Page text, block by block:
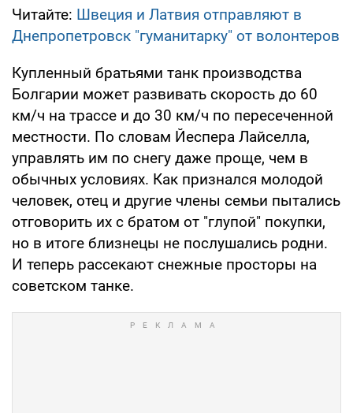
Читайте: Швеция и Латвия отправляют в
Днепропетровск "гуманитарку" от волонтеров
Купленный братьями танк производства
Болгарии может развивать скорость до 60
км/ч на трассе и до 30 км/ч по пересеченной
местности. По словам Йеспера Лайселла,
управлять им по снегу даже проще, чем в
обычных условиях. Как признался молодой
человек, отец и другие члены семьи пытались
отговорить их с братом от "глупой" покупки,
но в итоге близнецы не послушались родни.
И теперь рассекают снежные просторы на
советском танке.